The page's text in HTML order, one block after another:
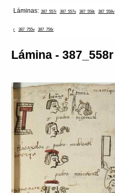
Láminas: 387_557r 387_557v 387_558r 387_558v
r 387_755v 387_756r
Lámina - 387_558r